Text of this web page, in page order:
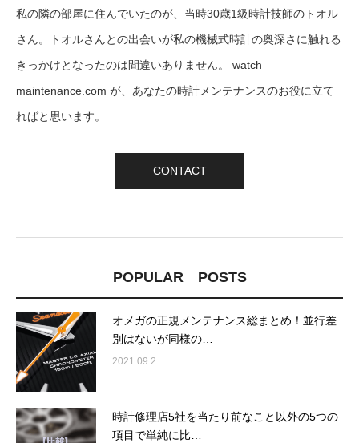
私の隣の部屋に住んでいたのが、当時30歳1級時計技師のトオル
さん。トオルさんとの出会いが私の機械式時計の奥深さに触れる
きっかけとなったのは間違いありません。 watch
maintenance.com が、あなたの時計メンテナンスのお役に立て
ればと思います。
CONTACT
POPULAR POSTS
オメガの正規メンテナンス総まとめ！並行差
別はないが同様の…
2021.09.2
時計修理店5社を当たり前なこと以外の5つの
項目で単純に比…